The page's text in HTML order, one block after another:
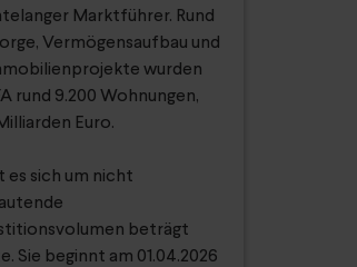
Marktführer. Rund
Vermögensaufbau und
wurden
rund 9.200 Wohnungen,
Euro.
es sich um nicht
beträgt
Sie beginnt am 01.04.2026